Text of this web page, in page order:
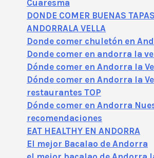
Cuaresma
DONDE COMER BUENAS
ANDORRALA VELLA
Donde comer chuletón en
Donde comer en andorra la
Dónde comer en Andorra la
Dónde comer en Andorra la
restaurantes TOP
Dónde comer en Andorra
recomendaciones
EAT HEALTHY EN ANDORRA
El mejor Bacalao de Andorra